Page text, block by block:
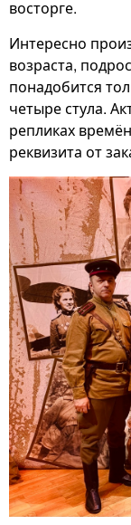
восторге.
Интересно
возраста,
понадобится
четыре стула.
репликах
реквизита от